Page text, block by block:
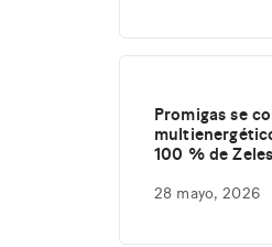
Promigas se
100 % de
28 mayo, 2026